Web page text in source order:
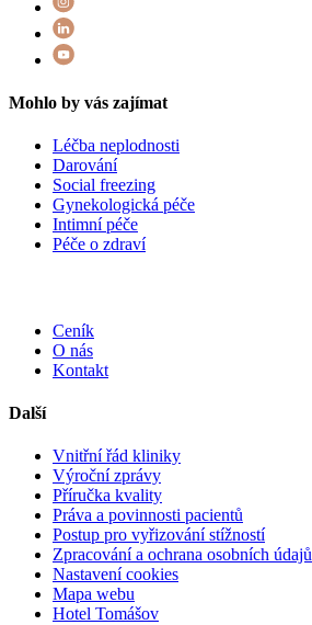
Mohlo by vás zajímat
Léčba neplodnosti
Darování
Social freezing
Gynekologická péče
Intimní péče
Péče o zdraví
Ceník
O nás
Kontakt
Další
Vnitřní řád kliniky
Výroční zprávy
Příručka kvality
Práva a povinnosti pacientů
Postup pro vyřizování stížností
Zpracování a ochrana osobních údajů
Nastavení cookies
Mapa webu
Hotel Tomášov